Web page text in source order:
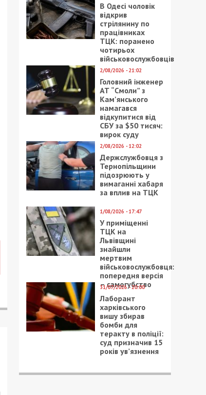
В Одесі чоловік
відкрив
стрілянину по
працівниках
ТЦК: поранено
чотирьох
військовослужбовців
2/08/2026 - 21:02
Головний інженер
АТ “Смоли” з
Кам’янського
намагався
відкупитися від
СБУ за $50 тисяч:
вирок суду
2/08/2026 - 12:02
Держслужбовця з
Тернопільщини
підозрюють у
вимаганні хабаря
за вплив на ТЦК
1/08/2026 - 17:47
У приміщенні
ТЦК на
Львівщині
знайшли
мертвим
військовослужбовця:
попередня версія
– самогубство
31/07/2026 - 20:00
Лаборант
харківського
вишу збирав
бомби для
теракту в поліції:
суд призначив 15
років ув’язнення